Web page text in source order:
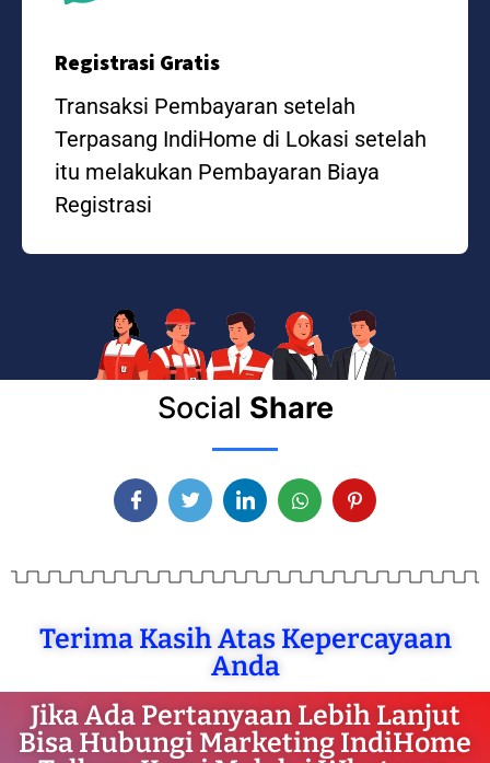
Registrasi Gratis
Transaksi Pembayaran setelah
Terpasang IndiHome di Lokasi setelah
itu melakukan Pembayaran Biaya
Registrasi
Social Share
Terima Kasih Atas Kepercayaan
Anda
Jika Ada Pertanyaan Lebih Lanjut
Bisa Hubungi Marketing IndiHome